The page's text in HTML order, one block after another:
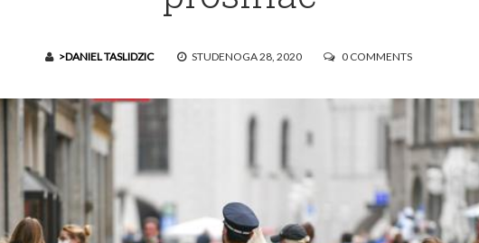
>DANIEL TASLIDZIC STUDENOGA 28, 2020 0 COMMENTS